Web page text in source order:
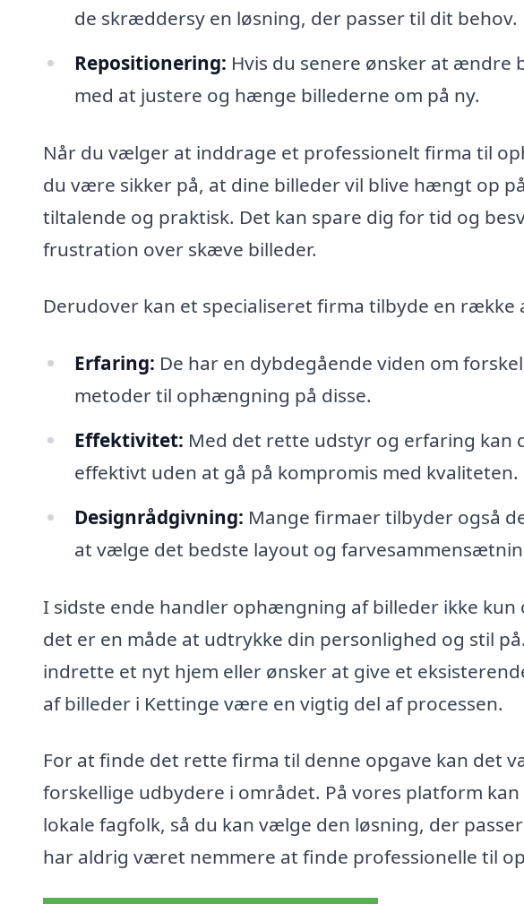
de skræddersy en løsning, der passer til dit behov.
Repositionering: Hvis du senere ønsker at ændre
med at justere og hænge billederne om på ny.
Når du vælger at inddrage et professionelt firma til
du være sikker på, at dine billeder vil blive hængt op
tiltalende og praktisk. Det kan spare dig for tid og
frustration over skæve billeder.
Derudover kan et specialiseret firma tilbyde en række
Erfaring: De har en dybdegående viden om
metoder til ophængning på disse.
Effektivitet: Med det rette udstyr og erfaring kan
effektivt uden at gå på kompromis med kvaliteten.
Designrådgivning: Mange firmaer tilbyder også
at vælge det bedste layout og
I sidste ende handler ophængning af billeder ikke
det er en måde at udtrykke din personlighed og stil
indrette et nyt hjem eller ønsker at give et
af billeder i Kettinge være en vigtig del af processen.
For at finde det rette firma til denne opgave kan det
forskellige udbydere i området. På vores platform
lokale fagfolk, så du kan vælge den løsning, der
har aldrig været nemmere at finde professionelle til